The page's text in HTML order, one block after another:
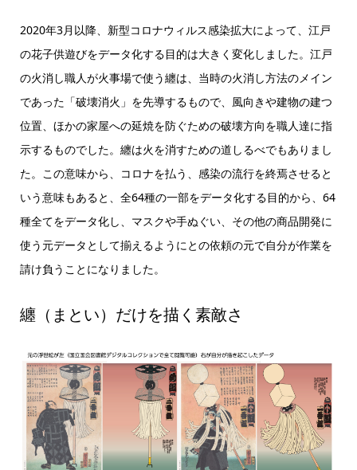
2020年3月以降、新型コロナウィルス感染拡大によって、江戸
の花子供遊びをデータ化する目的は大きく変化しました。江戸
の火消し職人が火事場で使う纏は、当時の火消し方法のメイン
であった「破壊消火」を先導するもので、風向きや建物の建つ
位置、ほかの家屋への延焼を防ぐための破壊方向を職人達に指
示するものでした。纏は火を消すための道しるべでもありまし
た。この意味から、コロナを払う、感染の流行を終焉させると
いう意味もあると、全64種の一部をデータ化する目的から、64
種全てをデータ化し、マスクや手ぬぐい、その他の商品開発に
使う元データとして揃えるようにとの依頼の元で自分が作業を
請け負うことになりました。
纏（まとい）だけを描く素敵さ